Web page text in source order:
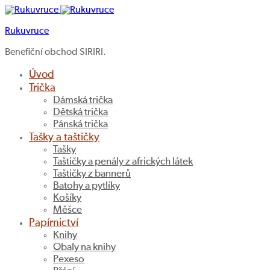
Rukuvruce
Benefiční obchod SIRIRI.
Úvod
Trička
Dámská trička
Dětská trička
Pánská trička
Tašky a taštičky
Tašky
Taštičky a penály z afrických látek
Taštičky z bannerů
Batohy a pytlíky
Košíky
Měšce
Papírnictví
Knihy
Obaly na knihy
Pexeso